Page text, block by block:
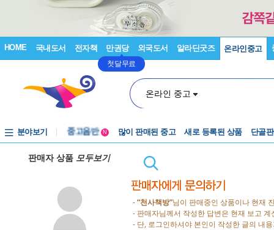
HOME 국내도서 전자책 만권당
첫달무료
외국도서 알라딘굿즈 온라인중고
온라인 중고
분야보기
중고음반
중고음반
N 많이 판매된 중고 새로 등록된 상품 단골
판매자 상품 모두보기
-“천사책방”님이 판매중인 상품이나 현재
- 판매자님께서 작성한 답변은 현재 보고
- 단, 로그인하셔야 본인이 작성한 글의 내